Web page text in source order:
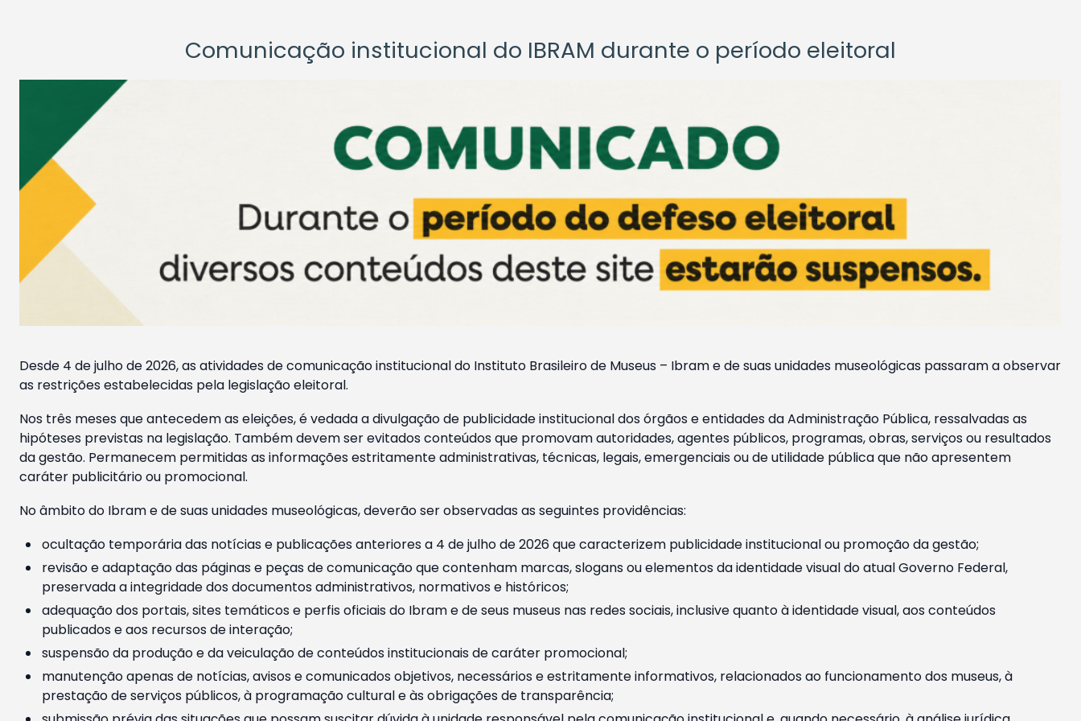
Comunicação institucional do IBRAM durante o período eleitoral
Desde 4 de julho de 2026, as atividades de comunicação institucional do Instituto Brasileiro de Museus – Ibram e de suas unidades museológicas passaram a observar
as restrições estabelecidas pela legislação eleitoral.
Nos três meses que antecedem as eleições, é vedada a divulgação de publicidade institucional dos órgãos e entidades da Administração Pública, ressalvadas as
hipóteses previstas na legislação. Também devem ser evitados conteúdos que promovam autoridades, agentes públicos, programas, obras, serviços ou resultados
da gestão. Permanecem permitidas as informações estritamente administrativas, técnicas, legais, emergenciais ou de utilidade pública que não apresentem
caráter publicitário ou promocional.
No âmbito do Ibram e de suas unidades museológicas, deverão ser observadas as seguintes providências:
ocultação temporária das notícias e publicações anteriores a 4 de julho de 2026 que caracterizem publicidade institucional ou promoção da gestão;
revisão e adaptação das páginas e peças de comunicação que contenham marcas, slogans ou elementos da identidade visual do atual Governo Federal,
preservada a integridade dos documentos administrativos, normativos e históricos;
adequação dos portais, sites temáticos e perfis oficiais do Ibram e de seus museus nas redes sociais, inclusive quanto à identidade visual, aos conteúdos
publicados e aos recursos de interação;
suspensão da produção e da veiculação de conteúdos institucionais de caráter promocional;
manutenção apenas de notícias, avisos e comunicados objetivos, necessários e estritamente informativos, relacionados ao funcionamento dos museus, à
prestação de serviços públicos, à programação cultural e às obrigações de transparência;